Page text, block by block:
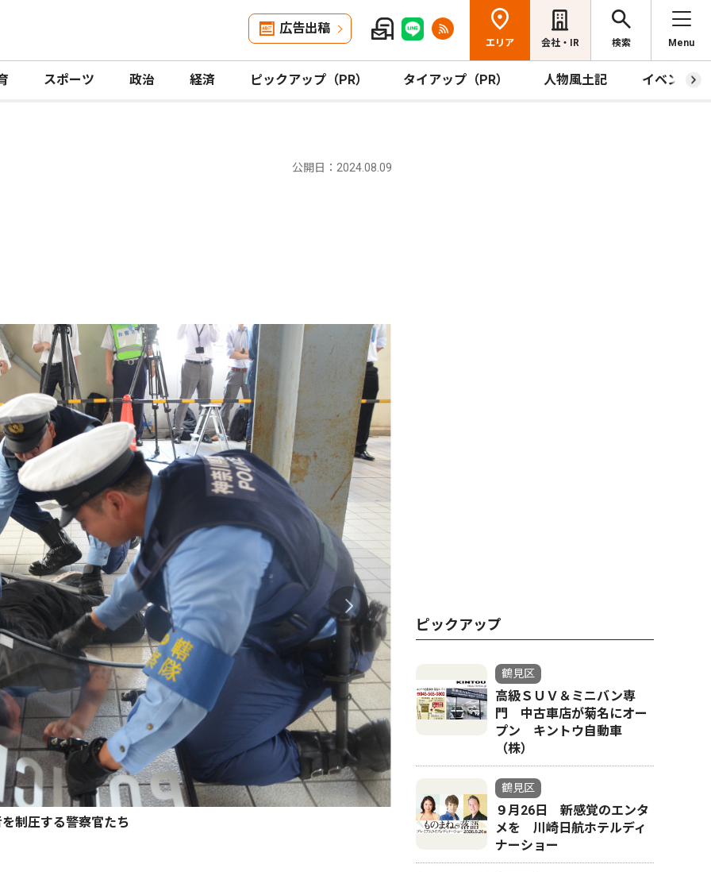
広告出稿
エリア 会社・IR 検索 Menu
スポーツ 政治 経済 ピックアップ（PR） タイアップ（PR） 人物風土記 イベント
公開日：2024.08.09
制圧する警察官たち
ピックアップ
鶴見区
高級ＳＵＶ＆ミニバン専
門 中古車店が菊名にオー
プン キントウ自動車
（株）
鶴見区
９月26日 新感覚のエンタ
メを 川崎日航ホテルディ
ナーショー